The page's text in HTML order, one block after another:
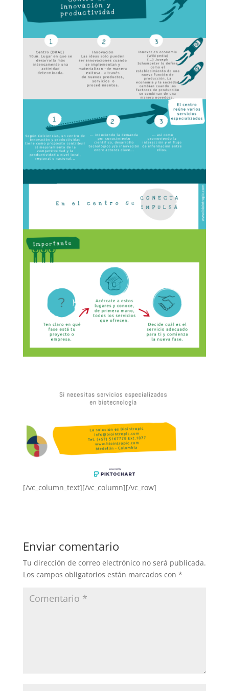
[/vc_column_text][/vc_column][/vc_row]
Enviar comentario
Tu dirección de correo electrónico no será publicada.
Los campos obligatorios están marcados con *